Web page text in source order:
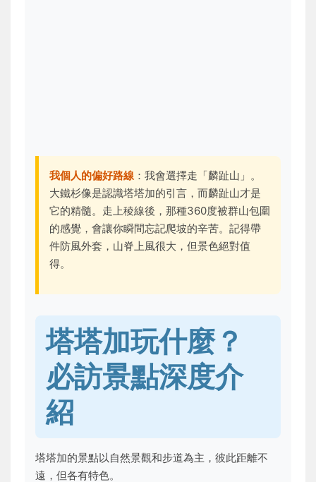
我個人的偏好路線 ：我會選擇走「麟趾山」。
大鐵杉像是認識塔塔加的引言，而麟趾山才是
它的精髓。走上稜線後，那種360度被群山包圍
的感覺，會讓你瞬間忘記爬坡的辛苦。記得帶
件防風外套，山脊上風很大，但景色絕對值
得。
塔塔加玩什麼？
必訪景點深度介
紹
塔塔加的景點以自然景觀和步道為主，彼此距離不
遠，但各有特色。